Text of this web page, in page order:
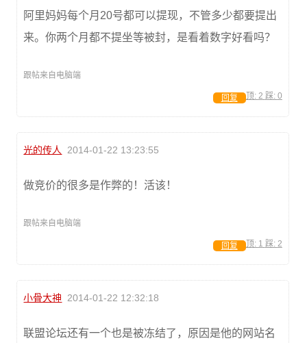
阿里妈妈每个月20号都可以提现，不管多少都要提出
来。你两个月都不提坐等被封，是看着数字好看吗？
跟帖来自电脑端
顶: 2 踩: 0
回复
光的传人 2014-01-22 13:23:55
做竞价的很多是作弊的！活该！
跟帖来自电脑端
顶: 1 踩: 2
回复
小骨大神 2014-01-22 12:32:18
联盟论坛还有一个也是被冻结了，原因是他的网站名